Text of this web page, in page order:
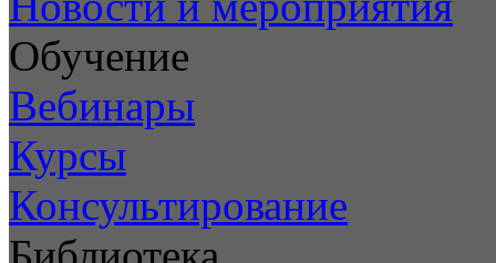
Обучение
Вебинары
Курсы
Консультирование